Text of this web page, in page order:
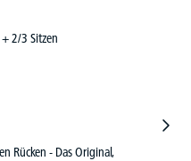
2/3 Sitzen
Rücken - Das Original,